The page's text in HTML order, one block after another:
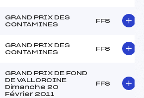
GRAND PRIX DES
CONTAMINES
FFS
GRAND PRIX DES
CONTAMINES
FFS
GRAND PRIX DE FOND
DE VALLORCINE
Dimanche 20
Février 2011
FFS